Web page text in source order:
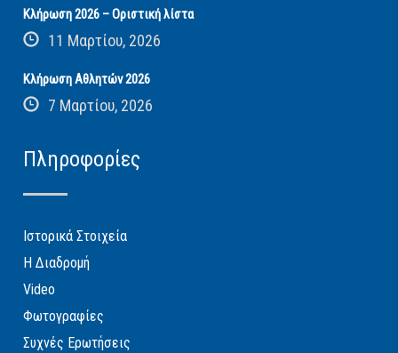
Κλήρωση 2026 – Οριστική λίστα
11 Μαρτίου, 2026
Κλήρωση Αθλητών 2026
7 Μαρτίου, 2026
Πληροφορίες
Ιστορικά Στοιχεία
Η Διαδρομή
Video
Φωτογραφίες
Συχνές Ερωτήσεις